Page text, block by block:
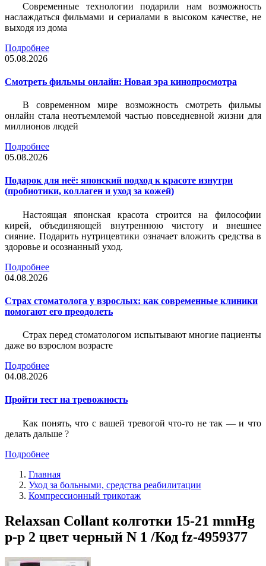
Современные технологии подарили нам возможность
наслаждаться фильмами и сериалами в высоком качестве, не
выходя из дома
Подробнее
05.08.2026
Смотреть фильмы онлайн: Новая эра кинопросмотра
В современном мире возможность смотреть фильмы
онлайн стала неотъемлемой частью повседневной жизни для
миллионов людей
Подробнее
05.08.2026
Подарок для неё: японский подход к красоте изнутри
(пробиотики, коллаген и уход за кожей)
Настоящая японская красота строится на философии
кирей, объединяющей внутреннюю чистоту и внешнее
сияние. Подарить нутрицевтики означает вложить средства в
здоровье и осознанный уход.
Подробнее
04.08.2026
Страх стоматолога у взрослых: как современные клиники
помогают его преодолеть
Страх перед стоматологом испытывают многие пациенты
даже во взрослом возрасте
Подробнее
04.08.2026
Пройти тест на тревожность
Как понять, что с вашей тревогой что-то не так — и что
делать дальше ?
Подробнее
Главная
Уход за больными, средства реабилитации
Компрессионный трикотаж
Relaxsan Collant колготки 15-21 mmHg
р-р 2 цвет черный N 1 /Код fz-4959377